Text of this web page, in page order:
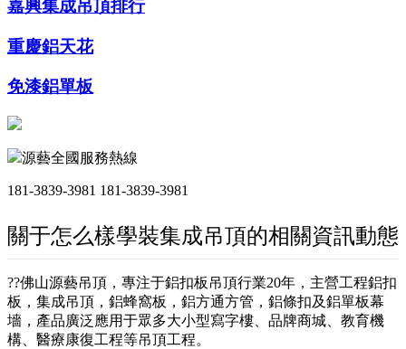
嘉興集成吊頂排行
重慶鋁天花
免漆鋁單板
源藝全國服務熱線
181-3839-3981 181-3839-3981
關于怎么樣學裝集成吊頂的相關資訊動態
??佛山源藝吊頂，專注于鋁扣板吊頂行業20年，主營工程鋁扣
板，集成吊頂，鋁蜂窩板，鋁方通方管，鋁條扣及鋁單板幕
墻，產品廣泛應用于眾多大小型寫字樓、品牌商城、教育機
構、醫療康復工程等吊頂工程。